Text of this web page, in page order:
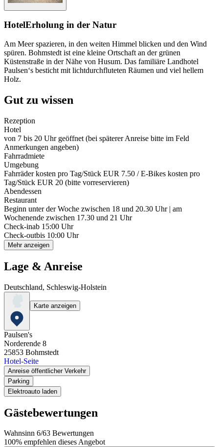
HotelErholung in der Natur
Am Meer spazieren, in den weiten Himmel blicken und den Wind
spüren. Bohmstedt ist eine kleine Ortschaft an der grünen
Küstenstraße in der Nähe von Husum. Das familiäre Landhotel
Paulsen‘s besticht mit lichtdurchfluteten Räumen und viel hellem
Holz.
Gut zu wissen
Rezeption
Hotel
von 7 bis 20 Uhr geöffnet (bei späterer Anreise bitte im Feld
Anmerkungen angeben)
Fahrradmiete
Umgebung
Fahrräder kosten pro Tag/Stück EUR 7.50 / E-Bikes kosten pro
Tag/Stück EUR 20 (bitte vorreservieren)
Abendessen
Restaurant
Beginn unter der Woche zwischen 18 und 20.30 Uhr | am
Wochenende zwischen 17.30 und 21 Uhr
Check-inab 15:00 Uhr
Check-outbis 10:00 Uhr
Mehr anzeigen
Lage & Anreise
Deutschland, Schleswig-Holstein
Karte anzeigen
Paulsen's
Norderende 8
25853 Bohmstedt
Hotel-Seite
Anreise öffentlicher Verkehr
Parking
Elektroauto laden
Gästebewertungen
Wahnsinn 6/63 Bewertungen
100% empfehlen dieses Angebot